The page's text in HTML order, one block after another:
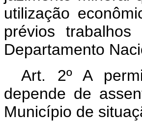
utilização
prévios
Departamento
Art. 2º A
depende de
Município de